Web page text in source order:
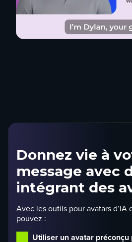
Donnez vie à
message avec
intégrant des
Avec les outils pour avatars d’IA
pouvez :
Utiliser un avatar